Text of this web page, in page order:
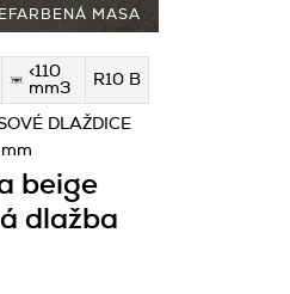
MASA
<110
mm3
R10 B
beige
dlažba
DLAŽDICE